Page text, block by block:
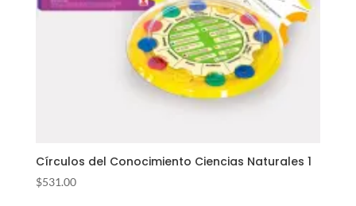
Círculos del Conocimiento Ciencias Naturales 1
$531.00